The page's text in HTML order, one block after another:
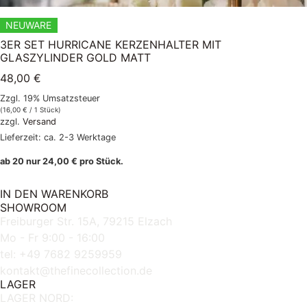
NEUWARE
3ER SET HURRICANE KERZENHALTER MIT
GLASZYLINDER GOLD MATT
48,00 €
Zzgl. 19% Umsatzsteuer
(16,00 € / 1 Stück)
zzgl. Versand
Lieferzeit: ca. 2-3 Werktage
ab 20 nur 24,00 € pro Stück.
IN DEN WARENKORB
SHOWROOM
Freiburger Str. 15A, 79215 Elzach
Mo - Fr 9:00 - 16:00
tel: +49 7682 9259959
kontakt@thefinecollection.de
LAGER
LAGER NORD: